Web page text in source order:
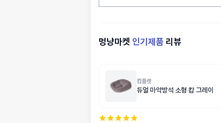
멍냥마켓 인기제품 리뷰
컴플렛
듀얼 마약방석 소형 캄 그레이